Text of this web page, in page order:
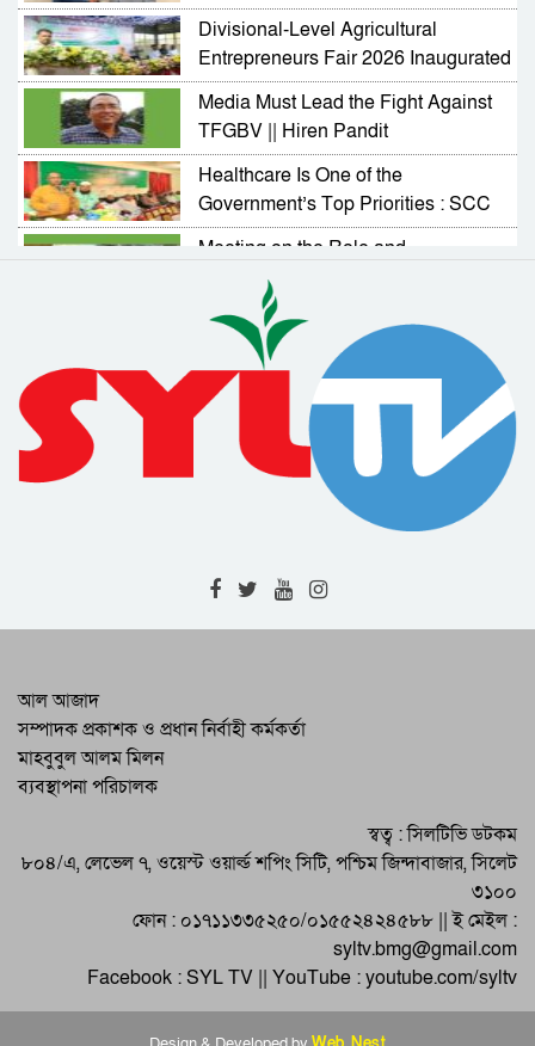
Divisional-Level Agricultural
Entrepreneurs Fair 2026 Inaugurated
in Sylhet
Media Must Lead the Fight Against
TFGBV || Hiren Pandit
Healthcare Is One of the
Government’s Top Priorities : SCC
Administrator
Meeting on the Role and
Responsibilities of NGOs in
Activating Village Courts
RAB Arrests Murder Case Accused
from Companiganj
Complaint Resolution Cell Formed
to Address Problems Faced by
Expatriates
Drainage and Road Repair Work to
Begin Soon : SCC Administrator
RAB-9 Arrests One with 7kg of
Foreign Liquor in Bishwambharpur
Raid
Eid-ul-Adha Celebrated Across
Sylhet and the Country
আল আজাদ
সম্পাদক প্রকাশক ও প্রধান নির্বাহী কর্মকর্তা
মাহবুবুল আলম মিলন
ব্যবস্থাপনা পরিচালক
স্বত্ব : সিলটিভি ডটকম
৮০৪/এ, লেভেল ৭, ওয়েস্ট ওয়ার্ল্ড শপিং সিটি, পশ্চিম জিন্দাবাজার, সিলেট
৩১০০
ফোন : ০১৭১১৩৩৫২৫০/০১৫৫২৪২৪৫৮৮ || ই মেইল :
syltv.bmg@gmail.com
Facebook : SYL TV || YouTube : youtube.com/syltv